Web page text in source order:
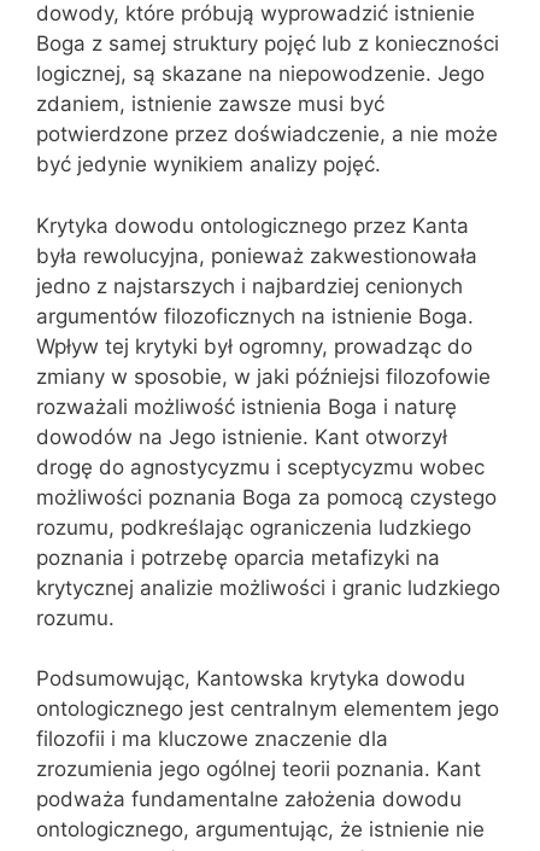
dowody, które próbują wyprowadzić istnienie
Boga z samej struktury pojęć lub z konieczności
logicznej, są skazane na niepowodzenie. Jego
zdaniem, istnienie zawsze musi być
potwierdzone przez doświadczenie, a nie może
być jedynie wynikiem analizy pojęć.
Krytyka dowodu ontologicznego przez Kanta
była rewolucyjna, ponieważ zakwestionowała
jedno z najstarszych i najbardziej cenionych
argumentów filozoficznych na istnienie Boga.
Wpływ tej krytyki był ogromny, prowadząc do
zmiany w sposobie, w jaki późniejsi filozofowie
rozważali możliwość istnienia Boga i naturę
dowodów na Jego istnienie. Kant otworzył
drogę do agnostycyzmu i sceptycyzmu wobec
możliwości poznania Boga za pomocą czystego
rozumu, podkreślając ograniczenia ludzkiego
poznania i potrzebę oparcia metafizyki na
krytycznej analizie możliwości i granic ludzkiego
rozumu.
Podsumowując, Kantowska krytyka dowodu
ontologicznego jest centralnym elementem jego
filozofii i ma kluczowe znaczenie dla
zrozumienia jego ogólnej teorii poznania. Kant
podważa fundamentalne założenia dowodu
ontologicznego, argumentując, że istnienie nie